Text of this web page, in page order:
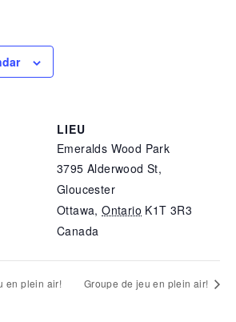
LIEU
Emeralds Wood Park
3795 Alderwood St,
Gloucester
Ottawa, Ontario K1T 3R3
Canada
en plein air! Groupe de jeu en plein air!